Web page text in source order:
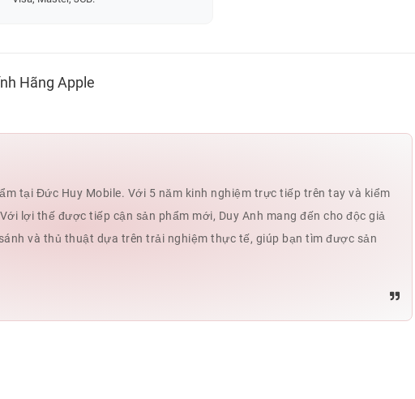
Hãng Apple
tại Đức Huy Mobile. Với 5 năm kinh nghiệm trực tiếp trên tay và kiểm
lợi thế được tiếp cận sản phẩm mới, Duy Anh mang đến cho độc giả
và thủ thuật dựa trên trải nghiệm thực tế, giúp bạn tìm được sản